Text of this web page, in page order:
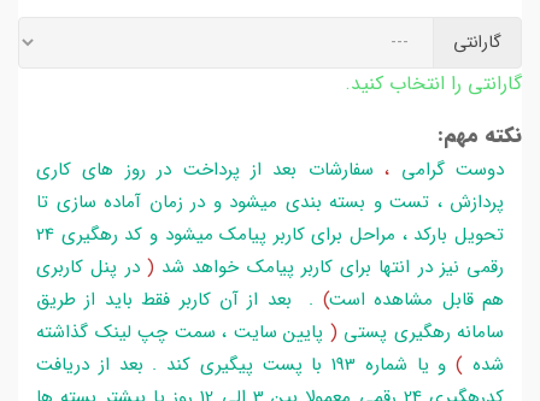
گارانتی
گارانتی را انتخاب کنید.
نکته مهم:
دوست گرامی ،سفارشات بعد از پرداخت در روز های کاری
پردازش ، تست و بسته بندی میشود و در زمان آماده سازی تا
تحویل بارکد ، مراحل برای کاربر پیامک میشود و کد رهگیری 24
رقمی نیز در انتها برای کاربر پیامک خواهد شد ( در پنل کاربری
هم قابل مشاهده است) . بعد از آن کاربر فقط باید از طریق
سامانه رهگیری پستی ( پایین سایت ، سمت چپ لینک گذاشته
شده )
و یا شماره 193 با پست پیگیری کند . بعد از دریافت